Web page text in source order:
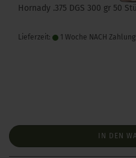
Hornady .375 DGS 300 gr 50
Lieferzeit: 1 Woche NACH
IN DEN